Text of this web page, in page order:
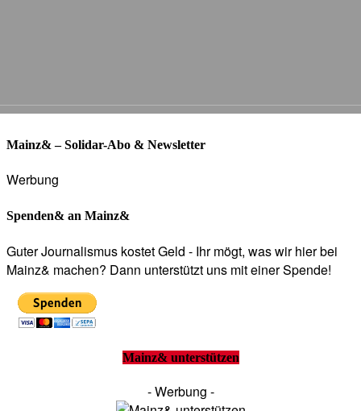
Mainz& – Solidar-Abo & Newsletter
Werbung
Spenden& an Mainz&
Guter Journalismus kostet Geld - Ihr mögt, was wir hier bei
Mainz& machen? Dann unterstützt uns mit einer Spende!
Mainz& unterstützen
- Werbung -